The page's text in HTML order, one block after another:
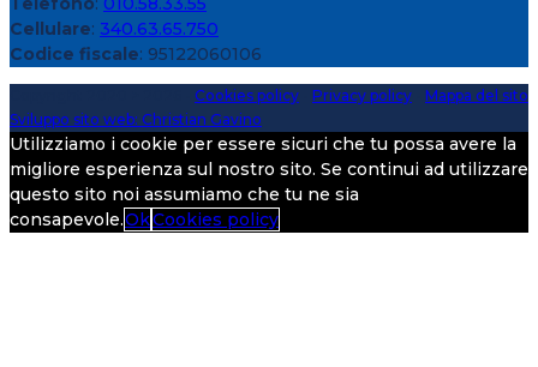
Cellulare: 340.63.65.750
Codice fiscale: 95122060106
Cookies policy Privacy policy
Mappa del sito
Sviluppo sito web: Christian Gavino
Utilizziamo i cookie per essere sicuri che tu possa avere la
migliore esperienza sul nostro sito. Se continui ad utilizzare
questo sito noi assumiamo che tu ne sia
consapevole.OkCookies policy